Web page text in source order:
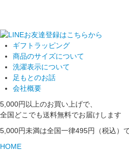
ギフトラッピング
商品のサイズについて
洗濯表示について
足もとのお話
会社概要
5,000円以上のお買い上げで、
全国どこでも送料無料でお届けします
5,000円未満は全国一律495円（税込）で
HOME